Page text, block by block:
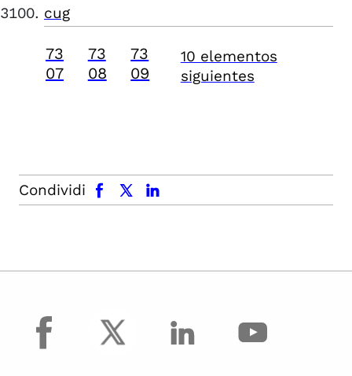
cug
73
07
73
08
73
09
10 elementos
siguientes
Condividi
facebook x.com linkedin
facebook